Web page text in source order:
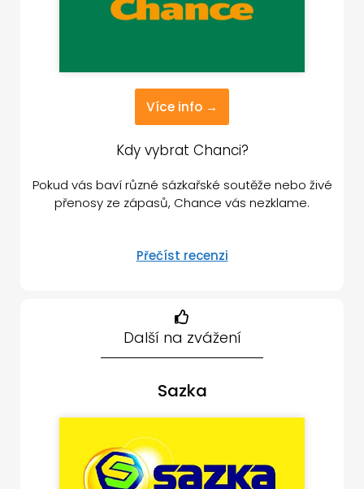
Více info →
Kdy vybrat Chanci?
Pokud vás baví různé sázkařské soutěže nebo živé
přenosy ze zápasů, Chance vás nezklame.
Přečíst recenzi
Další na zvážení
Sazka